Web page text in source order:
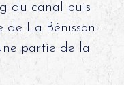
du canal puis
de La Bénisson-
partie de la